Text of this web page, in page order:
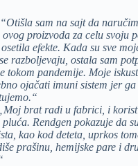
“Otišla sam na sajt da
proizvoda za celu svoju
efekte. Kada su sve
razboljevaju, ostala sam
tokom pandemije. Moje
ojačati imuni sistem jer ga
„Moj brat radi u fabrici, i
Rendgen pokazuje da
kao kod deteta, uprkos
prašinu, hemijske pare i